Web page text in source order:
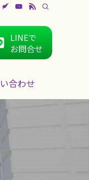
合わせ
LINEで
お問合せ